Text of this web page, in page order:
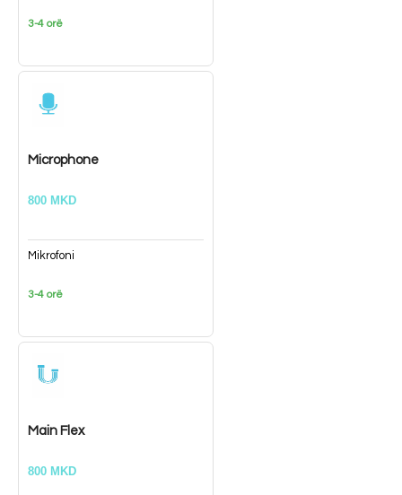
3-4 orë
Microphone
800 MKD
Mikrofoni
3-4 orë
Main Flex
800 MKD